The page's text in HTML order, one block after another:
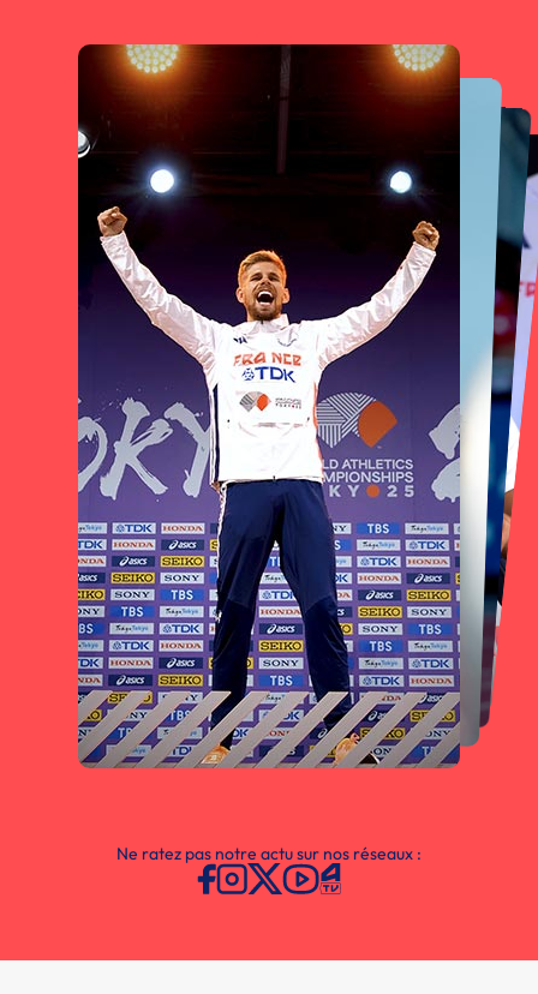
Ne ratez pas notre actu sur nos réseaux :